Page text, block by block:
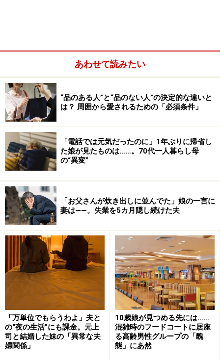
そう言うのはアヤカさん（38歳）だ。4年前に別れの言
葉を告げた相手に悪口を言いふらされ、ひどい目にあっ
たという。
同い年の彼とは31歳で出会った。友だちの友だちという
関係だったため、グループで会うことが続き、それを経
て彼から告白、2年ほど付き合った。
「彼はけっこうなエリートだったし、感じもよくて常識
人。とにかくまじめで、羽目を外したこともないタイプ
でしたね。平日は会ったとしても食事をしてさっと帰
る。週末は少しのんびりデートをすることもあったけ
ど、『規則正しい生活をしたいから』と夜遊び厳禁
（笑）。私はけっこう朝まで飲んだり歌ったりするのが
好きなので、だんだん彼と一緒にいるのがつまらなくな
ってしまった」
相手に伝わる「別れの言葉」は難しい
あわせて読みたい
“品のある人”と“品のない人”の決定的な違いと
は？ 周囲から愛されるための「必須条件」
「電話では元気だったのに」1年ぶりに帰省し
た娘が見たものは……。70代一人暮らし母
の“異変”
「お父さんが炊き出しに並んでた」娘の一言に
妻は――。失業を5カ月隠し続けた夫
「万単位でもらうわよ」夫と
の“夜の生活”にも課金。元上
司と結婚した妹の「異常な夫
婦関係」
10歳娘が見つめる先には……
混雑時のフードコートに居座
る高齢男性グループの「醜
態」にあ然